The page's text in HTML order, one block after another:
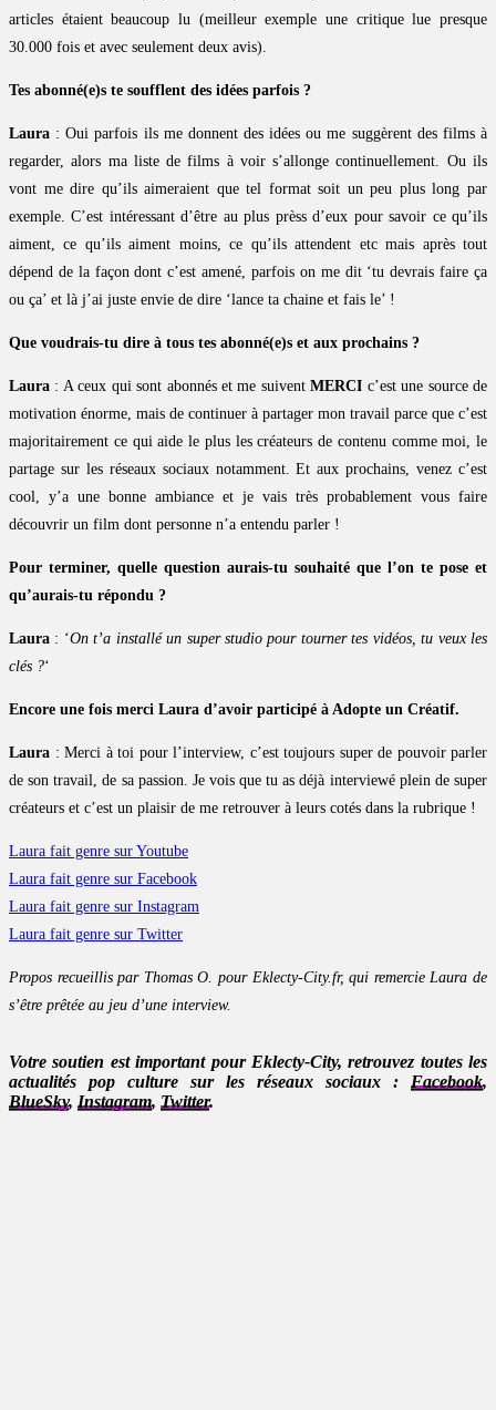
articles étaient beaucoup lu (meilleur exemple une critique lue presque
30.000 fois et avec seulement deux avis).
Tes abonné(e)s te soufflent des idées parfois ?
Laura : Oui parfois ils me donnent des idées ou me suggèrent des films à
regarder, alors ma liste de films à voir s’allonge continuellement. Ou ils
vont me dire qu’ils aimeraient que tel format soit un peu plus long par
exemple. C’est intéressant d’être au plus prèss d’eux pour savoir ce qu’ils
aiment, ce qu’ils aiment moins, ce qu’ils attendent etc mais après tout
dépend de la façon dont c’est amené, parfois on me dit ‘tu devrais faire ça
ou ça’ et là j’ai juste envie de dire ‘lance ta chaine et fais le’ !
Que voudrais-tu dire à tous tes abonné(e)s et aux prochains ?
Laura : A ceux qui sont abonnés et me suiventMERCI c’est une source de
motivation énorme, mais de continuer à partager mon travail parce que c’est
majoritairement ce qui aide le plus les créateurs de contenu comme moi, le
partage sur les réseaux sociaux notamment. Et aux prochains, venez c’est
cool, y’a une bonne ambiance et je vais très probablement vous faire
découvrir un film dont personne n’a entendu parler !
Pour terminer, quelle question aurais-tu souhaité que l’on te pose et
qu’aurais-tu répondu ?
Laura : ‘On t’a installé un super studio pour tourner tes vidéos, tu veux les
clés ?‘
Encore une fois merci Laura d’avoir participé à Adopte un Créatif.
Laura : Merci à toi pour l’interview, c’est toujours super de pouvoir parler
de son travail, de sa passion. Je vois que tu as déjà interviewé plein de super
créateurs et c’est un plaisir de me retrouver à leurs cotés dans la rubrique !
Laura fait genre sur Youtube
Laura fait genre sur Facebook
Laura fait genre sur Instagram
Laura fait genre sur Twitter
Propos recueillis par Thomas O. pour Eklecty-City.fr, qui remercie Laura de
s’être prêtée au jeu d’une interview.
Votre soutien est important pour Eklecty-City, retrouvez toutes les
actualités pop culture sur les réseaux sociaux : Facebook,
BlueSky, Instagram, Twitter.